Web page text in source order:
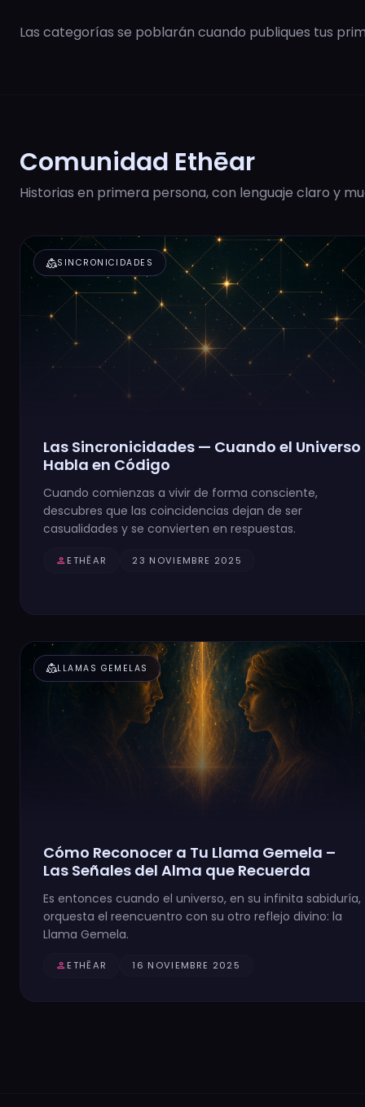
Las categorías se poblarán cuando publiques tus
Comunidad Ethēar
Historias en primera persona, con lenguaje claro y
diversity_2SINCRONICIDADES
Las Sincronicidades — Cuando el Universo
Habla en Código
Cuando comienzas a vivir de forma consciente,
descubres que las coincidencias dejan de ser
casualidades y se convierten en respuestas.
personETHĒAR 23 NOVIEMBRE 2025
diversity_2LLAMAS GEMELAS
Cómo Reconocer a Tu Llama Gemela –
Las Señales del Alma que Recuerda
Es entonces cuando el universo, en su infinita sabiduría,
orquesta el reencuentro con su otro reflejo divino: la
Llama Gemela.
personETHĒAR 16 NOVIEMBRE 2025